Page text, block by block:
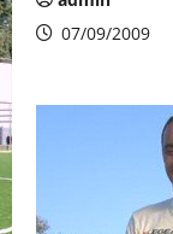
07/09/2009